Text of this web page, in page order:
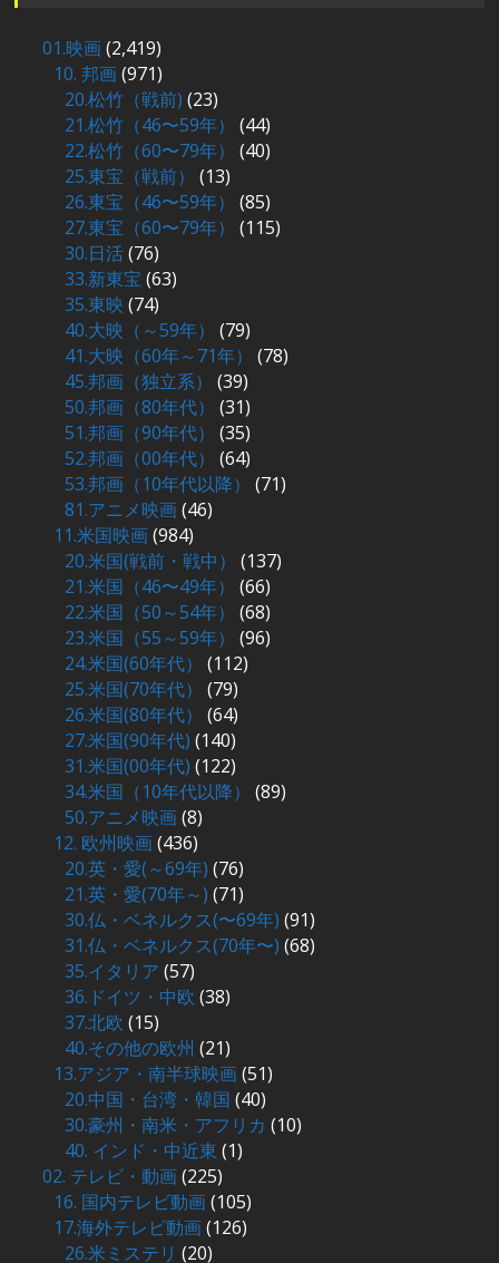
01.映画(2,419)
10. 邦画(971)
20.松竹（戦前) (23)
21.松竹（46〜59年）
(44)
22.松竹（60〜79年）
(40)
25.東宝（戦前）
(13)
26.東宝（46〜59年）
(85)
27.東宝（60〜79年）
(115)
30.日活(76)
33.新東宝 (63)
35.東映 (74)
40.大映（～59年）
(79)
41.大映（60年～71年）
(78)
45.邦画（独立系）
(39)
50.邦画（80年代）
(31)
51.邦画（90年代）
(35)
52.邦画（00年代）
(64)
53.邦画（10年代以降）
(71)
81.アニメ映画(46)
11.米国映画(984)
20.米国(戦前・戦中）
(137)
21.米国（46〜49年）
(66)
22.米国（50～54年）
(68)
23.米国（55～59年）
(96)
24.米国(60年代）
(112)
25.米国(70年代）
(79)
26.米国(80年代）
(64)
27.米国(90年代) (140)
31.米国(00年代) (122)
34.米国（10年代以降）
(89)
50.アニメ映画(8)
12. 欧州映画(436)
20.英・愛(～69年) (76)
21.英・愛(70年～) (71)
30.仏・ベネルクス(〜69年) (91)
31.仏・ベネルクス(70年〜) (68)
35.イタリア (57)
36.ドイツ・中欧 (38)
37.北欧 (15)
40.その他の欧州 (21)
13.アジア・南半球映画(51)
20.中国・台湾・韓国 (40)
30.豪州・南米・アフリカ (10)
40. インド・中近東 (1)
02. テレビ・動画(225)
16. 国内テレビ動画(105)
17.海外テレビ動画(126)
26.米ミステリ (20)